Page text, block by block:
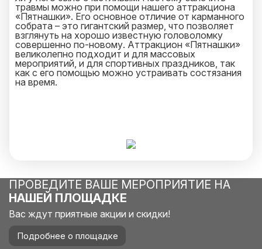
травмы можно при помощи нашего аттракциона
«Пятнашки». Его основное отличие от карманного
собрата – это гигантский размер, что позволяет
взглянуть на хорошо известную головоломку
совершенно по-новому. Аттракцион «Пятнашки»
великолепно подходит и для массовых
мероприятий, и для спортивных праздников, так
как c его помощью можно устраивать состязания
на время.
ПРОВЕДИТЕ ВАШЕ МЕРОПРИЯТИЕ НА
НАШЕЙ ПЛОЩАДКЕ
Вас ждут приятные акции и скидки!
Подробнее о площадке